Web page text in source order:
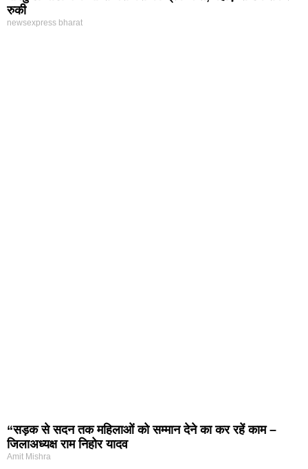
रुकी
newsexpress bharat
“सड़क से सदन तक महिलाओं को सम्मान देने का कर रहें काम –
जिलाअध्यक्ष राम निहोर यादव
Amit Mishra